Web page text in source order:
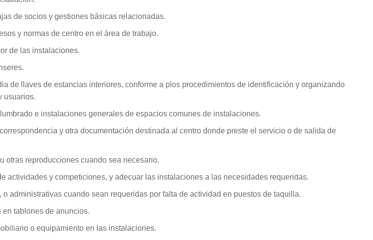
de socios y gestiones básicas relacionadas.
y normas de centro en el área de trabajo.
de las instalaciones.
de llaves de estancias interiores, conforme a plos procedimientos de identificación y organizando
usuarios.
e instalaciones generales de espacios comunes de instalaciones.
y otra documentación destinada al centro donde preste el servicio o de salida de
otras reproducciones cuando sea necesario.
actividades y competiciones, y adecuar las instalaciones a las necesidades requeridas.
o administrativas cuando sean requeridas por falta de actividad en puestos de taquilla.
tablones de anuncios.
o equipamiento en las instalaciones.